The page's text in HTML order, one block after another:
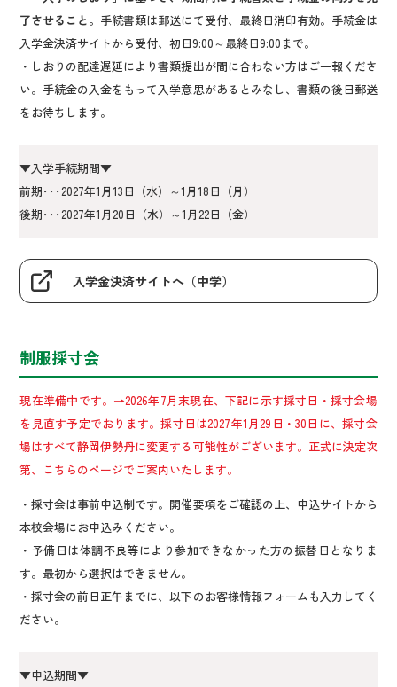
了させること。 手続書類は郵送にて受付、最終日消印有効。手続金は
入学金決済サイトから受付、初日9:00～最終日9:00まで。
・しおりの配達遅延により書類提出が間に合わない方はご一報くださ
い。手続金の入金をもって入学意思があるとみなし、書類の後日郵送
をお待ちします。
▼入学手続期間▼
前期･･･2027年1月13日（水）～1月18日（月）
後期･･･2027年1月20日（水）～1月22日（金）
入学金決済サイトへ（中学）
制服採寸会
現在準備中です。→2026年7月末現在、下記に示す採寸日・採寸会場
を見直す予定でおります。採寸日は2027年1月29日・30日に、採寸会
場はすべて静岡伊勢丹に変更する可能性がございます。正式に決定次
第、こちらのページでご案内いたします。
・採寸会は事前申込制です。開催要項をご確認の上、申込サイトから
本校会場にお申込みください。
・予備日は体調不良等により参加できなかった方の振替日となりま
す。最初から選択はできません。
・採寸会の前日正午までに、以下のお客様情報フォームも入力してく
ださい。
▼申込期間▼